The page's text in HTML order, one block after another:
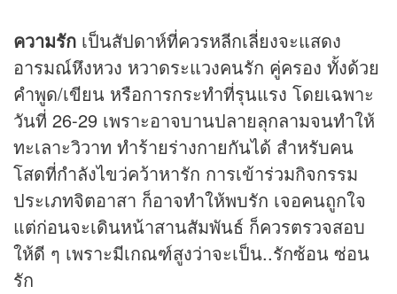
ความรัก เป็นสัปดาห์ที่ควรหลีกเลี่ยงจะแสดง
อารมณ์หึงหวง หวาดระแวงคนรัก คู่ครอง ทั้งด้วย
คำพูด/เขียน หรือการกระทำที่รุนแรง โดยเฉพาะ
วันที่ 26-29 เพราะอาจบานปลายลุกลามจนทำให้
ทะเลาะวิวาท ทำร้ายร่างกายกันได้ สำหรับคน
โสดที่กำลังไขว่คว้าหารัก การเข้าร่วมกิจกรรม
ประเภทจิตอาสา ก็อาจทำให้พบรัก เจอคนถูกใจ
แต่ก่อนจะเดินหน้าสานสัมพันธ์ ก็ควรตรวจสอบ
ให้ดี ๆ เพราะมีเกณฑ์สูงว่าจะเป็น..รักซ้อน ซ่อน
รัก